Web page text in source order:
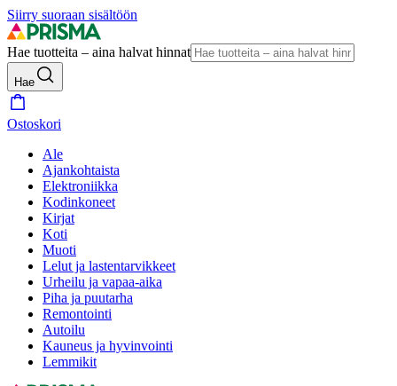
Siirry suoraan sisältöön
Hae tuotteita – aina halvat hinnat
Hae
Ostoskori
Ale
Ajankohtaista
Elektroniikka
Kodinkoneet
Kirjat
Koti
Muoti
Lelut ja lastentarvikkeet
Urheilu ja vapaa-aika
Piha ja puutarha
Remontointi
Autoilu
Kauneus ja hyvinvointi
Lemmikit